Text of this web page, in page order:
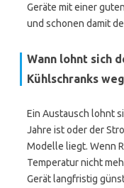
Geräte mit einer
und schonen damit
Wann lohnt sich
Kühlschranks
Ein Austausch lohnt
Jahre ist oder der
Modelle liegt. Wenn
Temperatur nicht
Gerät langfristig